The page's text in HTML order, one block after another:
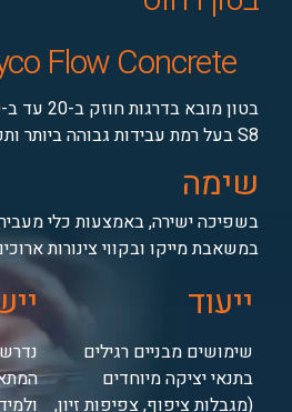
Flow Concrete
S8 בעל רמת עבידות גבוהה ביותר ותכונות זרימה משופרות
שימה
בשפיכה ישירה, באמצעות כלי
במשאבת מייקו ובקווי צינורות
ייעוד
שימושים מבניים רגילים
בתנאי יציקה מיוחדים
(מגבלות ציפוף, צפיפות זיון,